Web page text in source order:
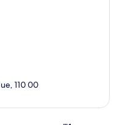
110 00